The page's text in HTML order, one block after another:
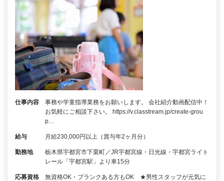
仕事内容
事務や学童指導業務をお願いします。 会社紹介動画配信中！
お気軽にご相談下さい。 https://v.classtream.jp/create-grou
p…
給与 月給230,000円以上（賞与年2ヶ月分）
勤務地
栃木県宇都宮市下栗町／JR宇都宮線・日光線・宇都宮ライト
レール「宇都宮駅」より車15分
応募資格
無資格OK・ブランクある方もOK ★男性スタッフが元気に